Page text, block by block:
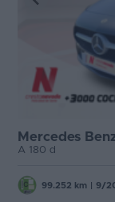
Mercedes
A 180 d
99.252 km 9/